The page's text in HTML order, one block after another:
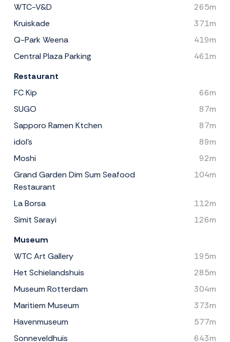
WTC-V&D
265m
Kruiskade
371m
Q-Park Weena
419m
Central Plaza Parking
461m
Restaurant
FC Kip
66m
SUGO
87m
Sapporo Ramen Ktchen
87m
idol's
89m
Moshi
92m
Grand Garden Dim Sum Seafood
Restaurant
104m
La Borsa
112m
Simit Sarayi
126m
Museum
WTC Art Gallery
195m
Het Schielandshuis
285m
Museum Rotterdam
304m
Maritiem Museum
373m
Havenmuseum
577m
Sonneveldhuis
643m